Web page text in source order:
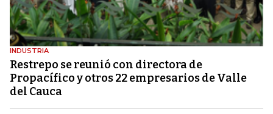
INDUSTRIA
Restrepo se reunió con directora de
Propacífico y otros 22 empresarios de Valle
del Cauca